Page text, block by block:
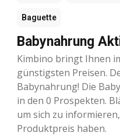
Baguette
Babynahrung
Kimbino bringt Ihnen
günstigsten Preisen.
Babynahrung! Die
in den 0 Prospekten.
um sich zu
Produktpreis haben.